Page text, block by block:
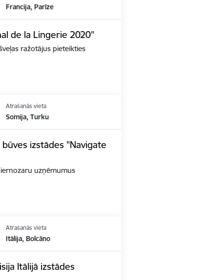
Francija, Parīze
de la Lingerie 2020"
ražotājus pieteikties
Atrašanās vieta
Somija, Turku
izstādes "Navigate
uzņēmumus
Atrašanās vieta
Itālija, Bolcāno
Itālijā izstādes